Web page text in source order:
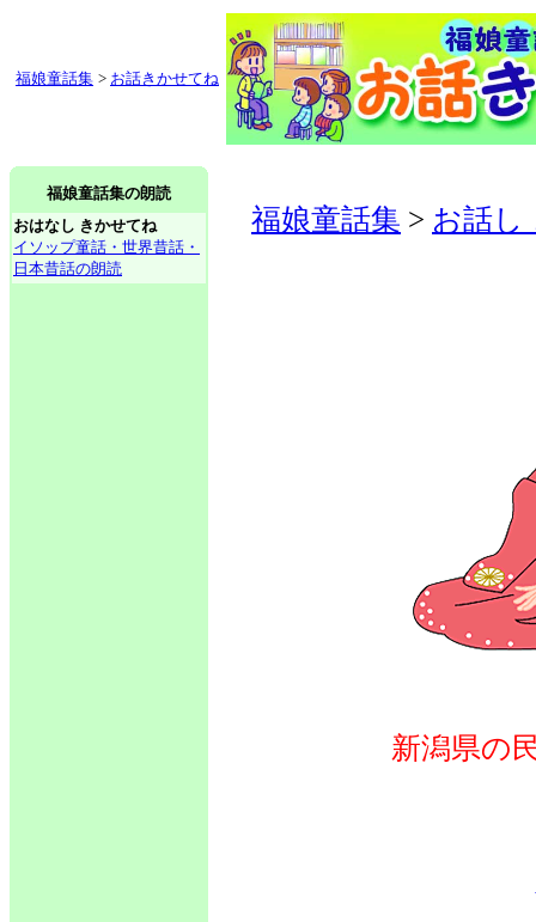
福娘童話集 > お話きかせてね
福娘童話集の朗読
おはなし きかせてね
イソップ童話・世界昔話・
日本昔話の朗読
福娘童話集 > お話し
新潟県の